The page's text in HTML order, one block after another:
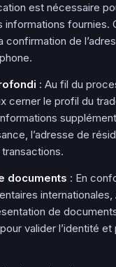
est nécessaire
informations fournies.
confirmation de
: Au fil du
cerner le profil du
l’adresse de
documents : En
internationales,
de
valider l’identité et